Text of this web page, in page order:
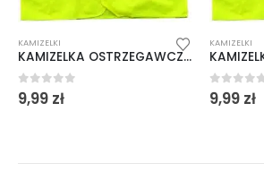
KAMIZELKI
KAMIZELKA OSTRZEGAWCZA ODBLASKOWA ŻÓŁTA XL
0 out of 5
9,99 zł
KAMIZELKI
0 out
9,99 zł